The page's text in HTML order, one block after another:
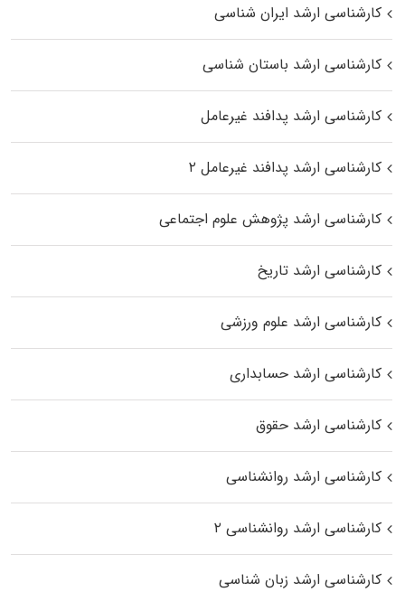
کارشناسی ارشد ایران شناسی
کارشناسی ارشد باستان شناسی
کارشناسی ارشد پدافند غیرعامل
کارشناسی ارشد پدافند غیرعامل ۲
کارشناسی ارشد پژوهش علوم اجتماعی
کارشناسی ارشد تاریخ
کارشناسی ارشد علوم ورزشی
کارشناسی ارشد حسابداری
کارشناسی ارشد حقوق
کارشناسی ارشد روانشناسی
کارشناسی ارشد روانشناسی ۲
کارشناسی ارشد زبان شناسی